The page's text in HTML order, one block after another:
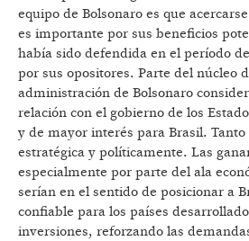
equipo de Bolsonaro es que
es importante por sus beneficios
había sido defendida en el período
por sus opositores. Parte del núcleo
administración de Bolsonaro
relación con el gobierno de los
y de mayor interés para Brasil. Tanto
estratégica y políticamente. Las
especialmente por parte del ala
serían en el sentido de posicionar a
confiable para los países
inversiones, reforzando las